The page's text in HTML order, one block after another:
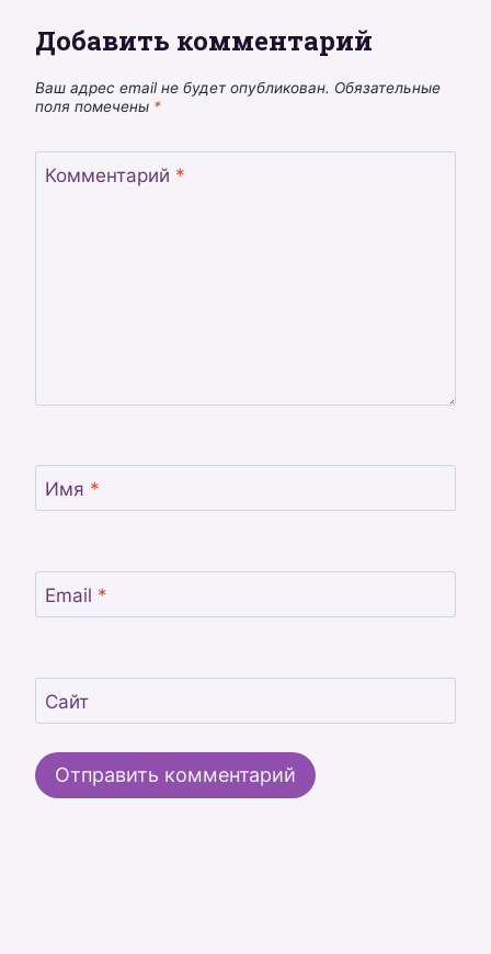
Добавить комментарий
Ваш адрес email не будет опубликован. Обязательные
поля помечены *
Комментарий *
Имя *
Email *
Сайт